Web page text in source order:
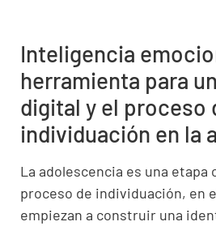
Inteligencia
herramienta para
digital y el proceso
individuación en la
La adolescencia es una etapa
proceso de individuación, en
empiezan a construir una